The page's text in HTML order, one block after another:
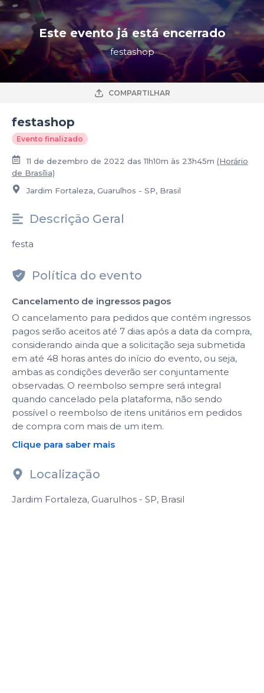
Este evento já está encerrado
festashop
COMPARTILHAR
festashop
Evento finalizado
11 de dezembro de 2022 das 11h10m às 23h45m (Horário
de Brasília)
Jardim Fortaleza, Guarulhos - SP, Brasil
Descrição Geral
festa
Política do evento
Cancelamento de ingressos pagos
O cancelamento para pedidos que contém ingressos
pagos serão aceitos até 7 dias após a data da compra,
considerando ainda que a solicitação seja submetida
em até 48 horas antes do início do evento, ou seja,
ambas as condições deverão ser conjuntamente
observadas. O reembolso sempre será integral
quando cancelado pela plataforma, não sendo
possível o reembolso de itens unitários em pedidos
de compra com mais de um item.
Clique para saber mais
Localização
Jardim Fortaleza, Guarulhos - SP, Brasil